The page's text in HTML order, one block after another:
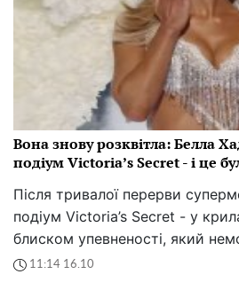
Вона знову розквітла: Белла
подіум Victoria’s Secret - і це
Після тривалої перерви
подіум Victoria’s Secret - у
блиском упевненості, який
11:14 16.10